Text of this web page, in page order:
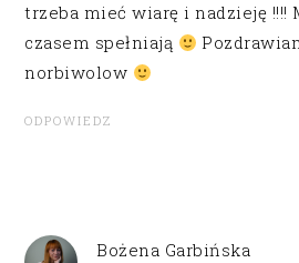
trzeba mieć wiarę i nadzieję !!!!
czasem spełniają
norbiwolow
ODPOWIEDZ
Bożena Garbińska